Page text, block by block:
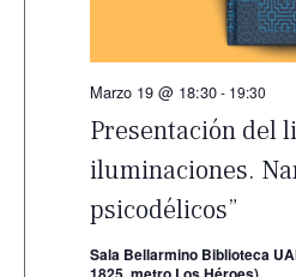
Presentación del
iluminaciones.
psicodélicos”
Marzo 19 @ 18:30- 19:30
Sala Bellarmino Biblioteca